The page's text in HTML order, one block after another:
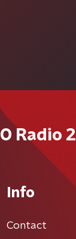
Radio 2
Info
Contact